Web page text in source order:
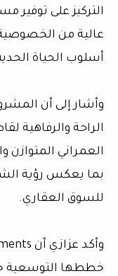
التركيز على
عالية من
أسلوب الحياة
وأشار إلى أن
الراحة والرفاهية
العمراني المتوازن
بما يعكس رؤية
للسوق العقاري.
خططها التوسعية